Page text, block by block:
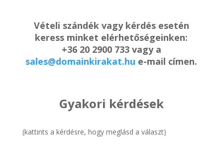
Vételi szándék vagy kérdés esetén
keress minket elérhetőségeinken:
+36 20 2900 733 vagy a
sales@domainkirakat.hu e-mail címen.
Gyakori kérdések
(kattints a kérdésre, hogy meglásd a választ)